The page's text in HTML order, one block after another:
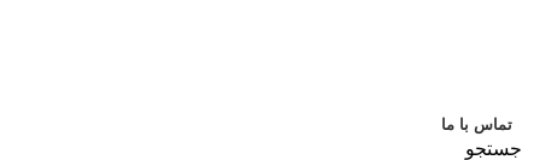
تماس با ما
جستجو